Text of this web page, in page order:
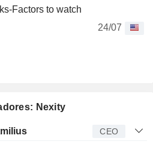
Factors to watch
24/07
Nexity
CEO